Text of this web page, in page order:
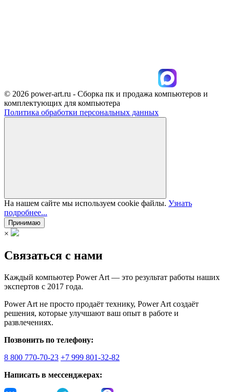
© 2026 power-art.ru - Сборка пк и продажа компьютеров и
комплектующих для компьютера
Политика обработки персональных данных
На нашем сайте мы используем cookie файлы. Узнать
подробнее...
Принимаю
×
Связаться с нами
Каждый компьютер Power Art — это результат работы наших
экспертов с 2017 года.
Power Art не просто продаёт технику, Power Art создаёт
решения, которые улучшают ваш опыт в работе и
развлечениях.
Позвонить по телефону:
8 800 770-70-23 +7 999 801-32-82
Написать в мессенджерах: